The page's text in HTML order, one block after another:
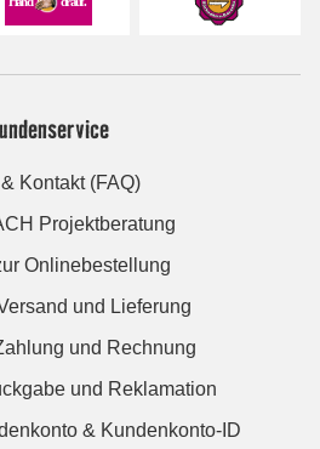
Kontakt (FAQ)
Projektberatung
Onlinebestellung
und Lieferung
und Rechnung
und Reklamation
& Kundenkonto-ID